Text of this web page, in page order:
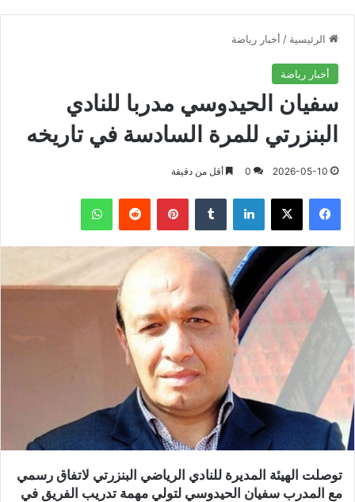
الرئيسية / أخبار رياضة
أخبار رياضة
سفيان الحيدوسي مدربا للنادي
البنزرتي للمرة السادسة في تاريخه
2026-05-10
0 أقل من دقيقة
فيسبوك X لينكدإن بينتيريست واتساب
توصلت الهيئة المديرة للنادي الرياضي البنزرتي لاتفاق رسمي
مع المدرب سفيان الحيدوسي لتولي مهمة تدريب الفريق في